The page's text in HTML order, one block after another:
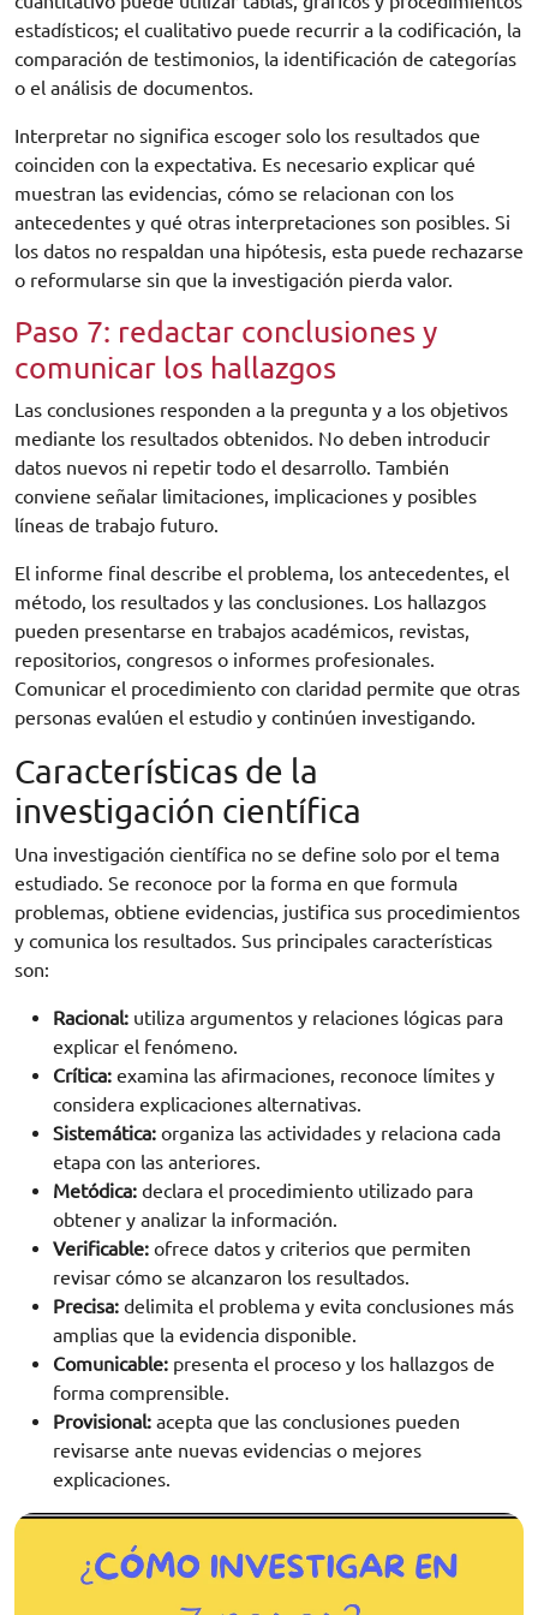
estadísticos; el cualitativo puede recurrir a la codificación, la
comparación de testimonios, la identificación de categorías
o el análisis de documentos.
Interpretar no significa escoger solo los resultados que
coinciden con la expectativa. Es necesario explicar qué
muestran las evidencias, cómo se relacionan con los
antecedentes y qué otras interpretaciones son posibles. Si
los datos no respaldan una hipótesis, esta puede rechazarse
o reformularse sin que la investigación pierda valor.
Paso 7: redactar conclusiones y
comunicar los hallazgos
Las conclusiones responden a la pregunta y a los objetivos
mediante los resultados obtenidos. No deben introducir
datos nuevos ni repetir todo el desarrollo. También
conviene señalar limitaciones, implicaciones y posibles
líneas de trabajo futuro.
El informe final describe el problema, los antecedentes, el
método, los resultados y las conclusiones. Los hallazgos
pueden presentarse en trabajos académicos, revistas,
repositorios, congresos o informes profesionales.
Comunicar el procedimiento con claridad permite que otras
personas evalúen el estudio y continúen investigando.
Características de la
investigación científica
Una investigación científica no se define solo por el tema
estudiado. Se reconoce por la forma en que formula
problemas, obtiene evidencias, justifica sus procedimientos
y comunica los resultados. Sus principales características
son:
Racional: utiliza argumentos y relaciones lógicas para
explicar el fenómeno.
Crítica: examina las afirmaciones, reconoce límites y
considera explicaciones alternativas.
Sistemática: organiza las actividades y relaciona cada
etapa con las anteriores.
Metódica: declara el procedimiento utilizado para
obtener y analizar la información.
Verificable: ofrece datos y criterios que permiten
revisar cómo se alcanzaron los resultados.
Precisa: delimita el problema y evita conclusiones más
amplias que la evidencia disponible.
Comunicable: presenta el proceso y los hallazgos de
forma comprensible.
Provisional: acepta que las conclusiones pueden
revisarse ante nuevas evidencias o mejores
explicaciones.